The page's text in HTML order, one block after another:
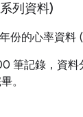
列資料)
份的心率資料
筆記錄，資料
。